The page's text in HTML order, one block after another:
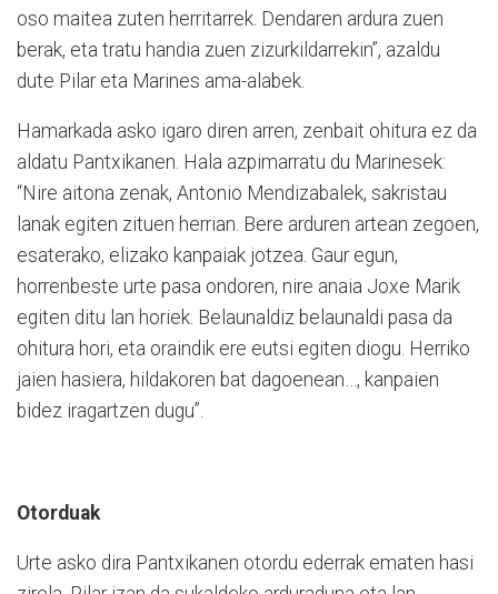
oso maitea zuten herritarrek. Dendaren ardura zuen
berak, eta tratu handia zuen zizurkildarrekin”, azaldu
dute Pilar eta Marines ama-alabek.
Hamarkada asko igaro diren arren, zenbait ohitura ez da
aldatu Pantxikanen. Hala azpimarratu du Marinesek:
“Nire aitona zenak, Antonio Mendizabalek, sakristau
lanak egiten zituen herrian. Bere arduren artean zegoen,
esaterako, elizako kanpaiak jotzea. Gaur egun,
horrenbeste urte pasa ondoren, nire anaia Joxe Marik
egiten ditu lan horiek. Belaunaldiz belaunaldi pasa da
ohitura hori, eta oraindik ere eutsi egiten diogu. Herriko
jaien hasiera, hildakoren bat dagoenean…, kanpaien
bidez iragartzen dugu”.
Otorduak
Urte asko dira Pantxikanen otordu ederrak ematen hasi